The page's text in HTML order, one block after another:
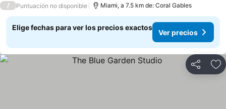
/ Puntuación no disponible Miami, a 7.5 km de: Coral Gables
Elige fechas para ver los precios exactos
Ver precios
Compartir